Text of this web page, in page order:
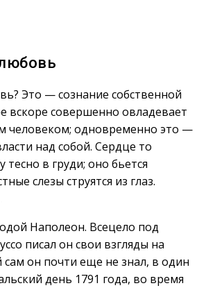
Это — сознание собственной
вскоре совершенно овладевает
человеком; одновременно это —
над собой. Сердце то
тесно в груди; оно бьется
слезы струятся из глаз.
Наполеон. Всецело под
писал он свои взгляды на
он почти еще не знал, в один
день 1791 года, во время